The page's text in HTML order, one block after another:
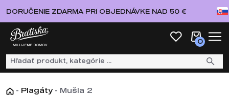
DORUČENIE ZDARMA PRI OBJEDNÁVKE NAD 50 €
0
- Plagáty - Mušla 2